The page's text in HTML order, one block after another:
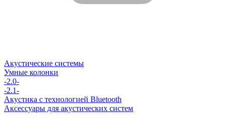
Акустические системы
Умные колонки
-2.0-
-2.1-
Акустика с технологией Bluetooth
Аксессуары для акустических систем